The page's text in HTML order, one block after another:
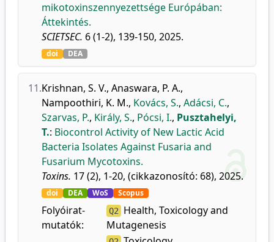
mikotoxinszennyezettsége Európában:
Áttekintés.
SCIETSEC. 6 (1-2), 139-150, 2025.
doi DEA
11.Krishnan, S. V., Anaswara, P. A.,
Nampoothiri, K. M., Kovács, S., Adácsi, C.,
Szarvas, P., Király, S., Pócsi, I., Pusztahelyi,
T.: Biocontrol Activity of New Lactic Acid
Bacteria Isolates Against Fusaria and
Fusarium Mycotoxins.
Toxins. 17 (2), 1-20, (cikkazonosító: 68), 2025.
doi DEA WoS Scopus
Folyóirat-
mutatók:
Q2
Health, Toxicology and
Mutagenesis